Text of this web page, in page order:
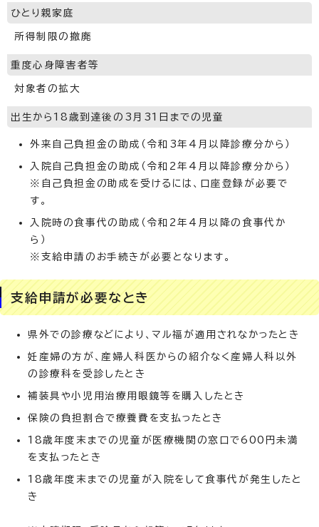
ひとり親家庭
所得制限の撤廃
重度心身障害者等
対象者の拡大
出生から18歳到達後の3月31日までの児童
外来自己負担金の助成（令和3年4月以降診療分から）
入院自己負担金の助成（令和2年4月以降診療分から）
※自己負担金の助成を受けるには、口座登録が必要で
す。
入院時の食事代の助成（令和2年4月以降の食事代か
ら）
※支給申請のお手続きが必要となります。
支給申請が必要なとき
県外での診療などにより、マル福が適用されなかったとき
妊産婦の方が、産婦人科医からの紹介なく産婦人科以外
の診療科を受診したとき
補装具や小児用治療用眼鏡等を購入したとき
保険の負担割合で療養費を支払ったとき
18歳年度末までの児童が医療機関の窓口で600円未満
を支払ったとき
18歳年度末までの児童が入院をして食事代が発生したと
き